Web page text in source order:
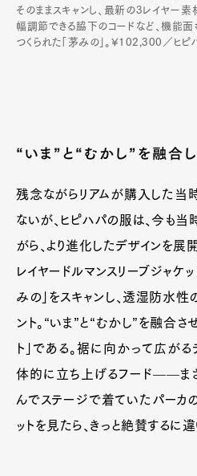
そのままスキャンし、最新の3レイヤー素
幅調節できる脇下のコードなど、機能
つくられた「茅みの」。¥102,300／ヒピ
“いま”と“むかし”を融合し
残念ながらリアムが購入した当
ないが、ヒピハパの服は、今も当
がら、より進化したデザインを展
レイヤードルマンスリーブジャケ
みの」をスキャンし、透湿防水性
ント。“いま”と“むかし”を融合
ト」である。裾に向かって広が
体的に立ち上げるフード——ま
んでステージで着ていたパーカの
ットを見たら、きっと絶賛するに違